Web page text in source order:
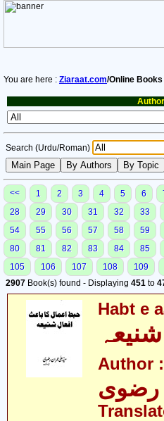
You are here : Ziaraat.com/Online Books
Author
Search (Urdu/Roman)
<< 1 2 3 4 5 6
28
29 30 31 32 33
54
55 56 57 58 59
80
81 82 83 84 85
105
106 107 108 109
2907 Book(s) found - Displaying 451 to
Habt e
Author :
رضوی